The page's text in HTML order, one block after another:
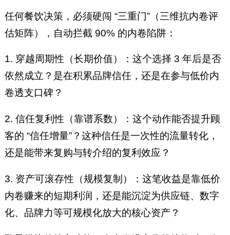
任何餐饮决策，必须硬闯 “三重门”（三维抗内卷评
估矩阵），自动拦截 90% 的内卷陷阱：
1. 穿越周期性（长期价值）：这个选择 3 年后是否
依然成立？是在积累品牌信任，还是在参与低价内
卷透支口碑？
2. 信任复利性（靠谱系数）：这个动作能否提升顾
客的 “信任增量”？这种信任是一次性的流量转化，
还是能带来复购与转介绍的复利效应？
3. 资产可滚存性（规模复制）：这笔收益是靠低价
内卷赚来的短期利润，还是能沉淀为供应链、数字
化、品牌力等可规模化放大的核心资产？